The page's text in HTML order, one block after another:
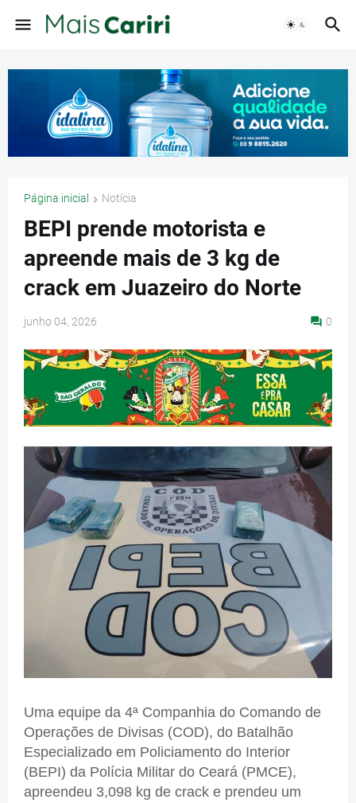
Página inicial Notícia
BEPI prende motorista e
apreende mais de 3 kg de
crack em Juazeiro do Norte
junho 04, 2026 0
Uma equipe da 4ª Companhia do Comando de
Operações de Divisas (COD), do Batalhão
Especializado em Policiamento do Interior
(BEPI) da Polícia Militar do Ceará (PMCE),
apreendeu 3,098 kg de crack e prendeu um